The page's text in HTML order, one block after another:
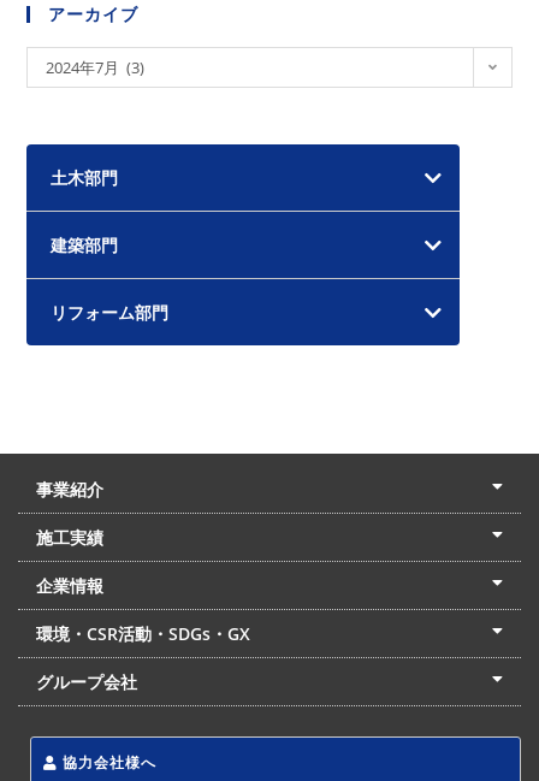
アーカイブ
ー
イ
2024年7月 (3)
土木部門
建築部門
リフォーム部門
事業紹介
土木本部
建築本部
PPP・PFI
リフォーム・リノベーション
中村建設の家
施工実績
土木部門
建築部門
リフォーム部門
住宅部門
名古屋支店
東京支店
企業情報
会社概要
経営理念
沿革
リクルート
最新情報
お問合せ
環境・CSR活動・SDGs・GX
LSS流動化処理工法
CSR・SDGs・GX
発電事業
次世代ZEBオフィス
グループ会社
協力会社様へ